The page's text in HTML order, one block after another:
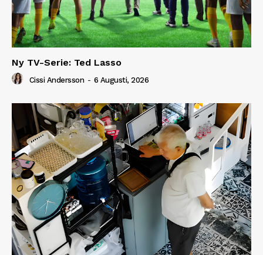
Ny TV-Serie: Ted Lasso
Cissi Andersson - 6 Augusti, 2026